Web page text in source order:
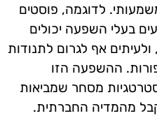
לדוגמה, פוסטים
בעלי השפעה יכולים
אף לגרום לתנודות
ההשפעה הזו
מסחר שמביאות
מהמדיה החברתית.